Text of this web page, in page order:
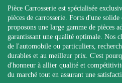
Pièce Carrosserie est spécialisée
pièces de carrosserie. Forts d'une
proposons une large gamme de pièces
garantissant une qualité optimale. Nos
de l'automobile ou particuliers,
durables et au meilleur prix. C'est
d'honneur à allier qualité et
du marché tout en assurant une